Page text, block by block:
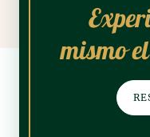
mismo